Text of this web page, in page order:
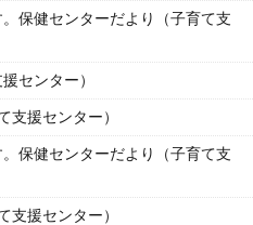
保健センターだより（子育て支
センター）
支援センター）
保健センターだより（子育て支
支援センター）